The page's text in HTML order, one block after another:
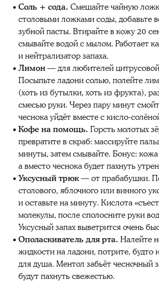
Соль + сода. Смешайте чайную
столовыми ложками соды, добавьте
зубной пасты. Втирайте в кожу 20
смывайте водой с мылом. Работает
и нейтрализатор запаха.
Лимон— для любителей
Посыпьте ладони солью, полейте
(хоть из бутылки, хоть из фрукта),
смесью руки. Через пару минут
чеснока уйдёт вместе с кисло-
Кофе на помощь. Горсть молотых
превратите в скраб: массируйте
минуты, затем смывайте. Бонус:
а вместо чеснока будет пахнуть
Уксусный трюк— от прабабушки.
столового, яблочного или винного
и оставьте на минуту. Кислота
молекулы, после сполосните руки
Уксусный запах выветрится очень
Ополаскиватель для рта. Налейте
жидкости на ладони, потрите, будто
для душа. Ментол забьёт чесночный
будут пахнуть свежестью.